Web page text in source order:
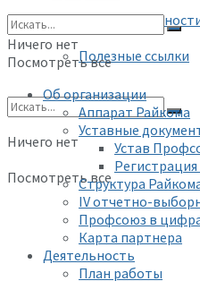
Формы
Полезные ссылки
Ничего нет
Посмотреть все
Ничего нет
Посмотреть все
Об организации
Аппарат Райкома
Уставные
Устав
Структура
IV отчетно-
Профсоюз в
Карта партнера
Деятельность
План работы